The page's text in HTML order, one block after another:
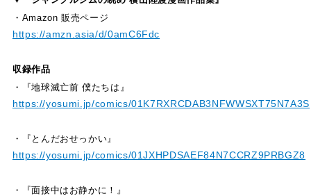
・Amazon 販売ページ
https://amzn.asia/d/0amC6Fdc
収録作品
・『地球滅亡前 僕たちは』
https://yosumi.jp/comics/01K7RXRCDAB3NFWWSXT75N7A3S
・『とんだおせっかい』
https://yosumi.jp/comics/01JXHPDSAEF84N7CCRZ9PRBGZ8
・『面接中はお静かに！』